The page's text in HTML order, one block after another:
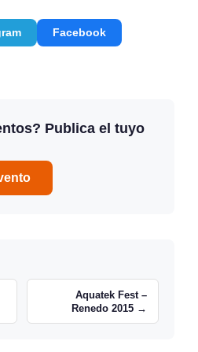
Facebook
Publica el tuyo
Aquatek Fest –
Renedo 2015 →